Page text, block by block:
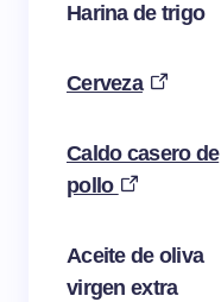
Harina de trigo
Cerveza
Caldo casero de
pollo
Aceite de oliva
virgen extra